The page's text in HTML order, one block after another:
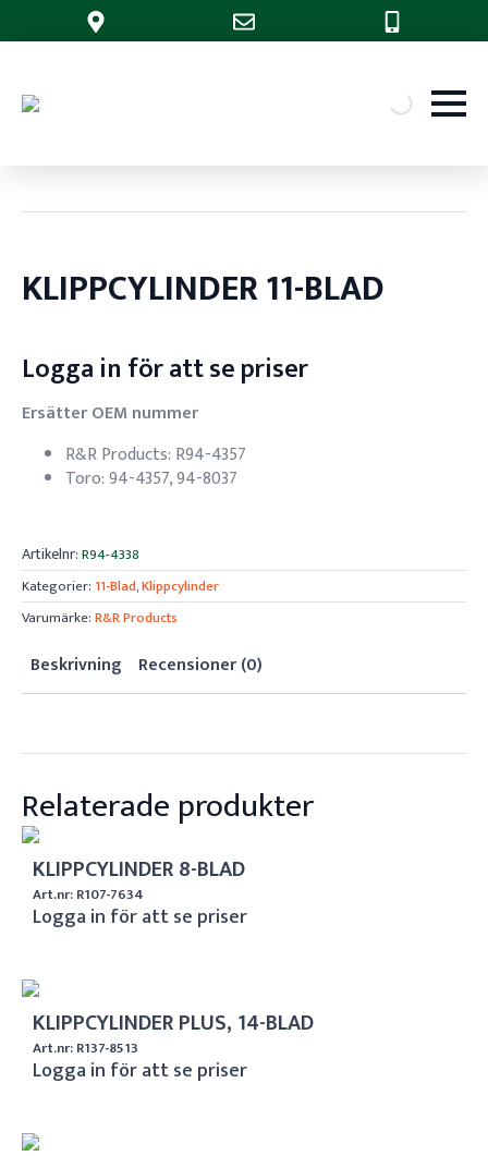
KLIPPCYLINDER 11-BLAD
Logga in för att se priser
Ersätter OEM nummer
R&R Products: R94-4357
Toro: 94-4357, 94-8037
Artikelnr:R94-4338
Kategorier: 11-Blad,Klippcylinder
Varumärke:R&R Products
Beskrivning Recensioner (0)
Relaterade produkter
KLIPPCYLINDER 8-BLAD
Art.nr: R107-7634
Logga in för att se priser
KLIPPCYLINDER PLUS, 14-BLAD
Art.nr: R137-8513
Logga in för att se priser